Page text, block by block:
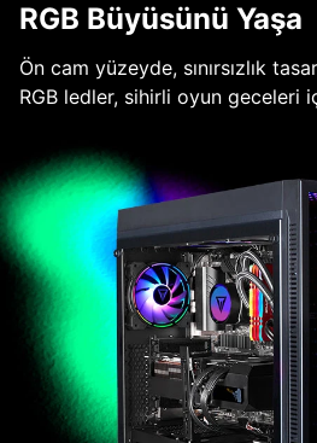
RGB Büyüsünü Yaşa
Ön cam yüzeyde, sınırsızlık
RGB ledler, sihirli oyun geceleri